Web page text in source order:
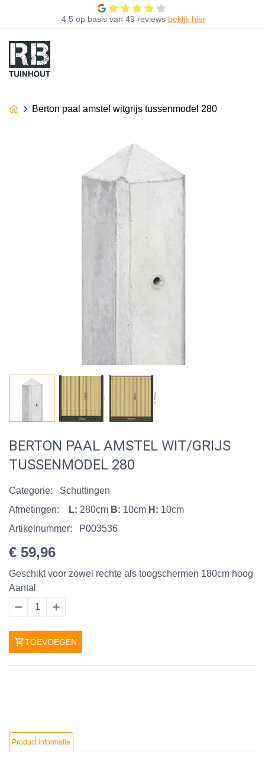
4.5 op basis van 49 reviews bekijk hier
Berton paal amstel witgrijs tussenmodel 280
BERTON PAAL AMSTEL WIT/GRIJS
TUSSENMODEL 280
Categorie:
Schuttingen
Afmetingen:
L: 280cm B: 10cm H: 10cm
Artikelnummer:
P003536
€ 59,96
Geschikt voor zowel rechte als toogschermen 180cm hoog
Aantal
1
TOEVOEGEN
Product informatie